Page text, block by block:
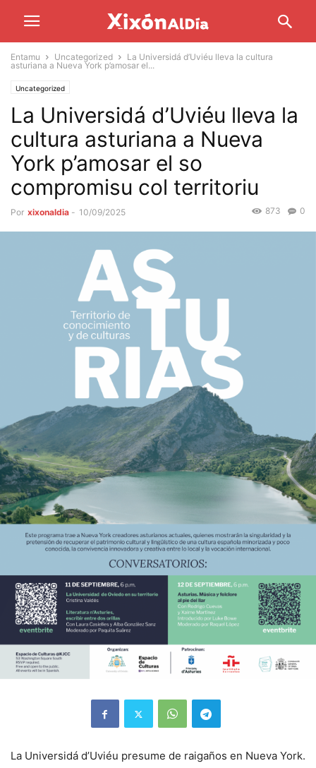
Entamu Uncategorized
La Universidá d’Uviéu lleva la cultura
asturiana a Nueva York p’amosar el...
Uncategorized
La Universidá d’Uviéu lleva la
cultura asturiana a Nueva
York p’amosar el so
compromisu col territoriu
Por xixonaldia - 10/09/2025 0
873
La Universidá d’Uviéu presume de raigaños en Nueva York.